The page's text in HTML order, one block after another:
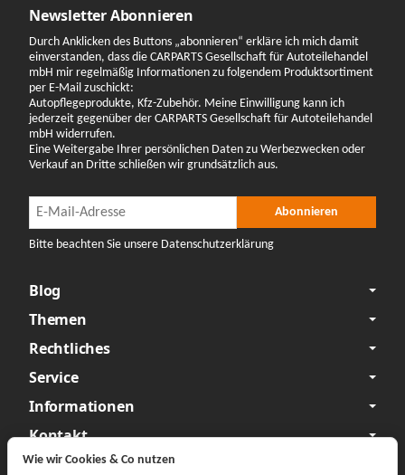
Newsletter Abonnieren
Durch Anklicken des Buttons „abonnieren“ erkläre ich mich damit
einverstanden, dass die CARPARTS Gesellschaft für Autoteilehandel
mbH mir regelmäßig Informationen zu folgendem Produktsortiment
per E-Mail zuschickt:
Autopflegeprodukte, Kfz-Zubehör. Meine Einwilligung kann ich
jederzeit gegenüber der CARPARTS Gesellschaft für Autoteilehandel
mbH widerrufen.
Eine Weitergabe Ihrer persönlichen Daten zu Werbezwecken oder
Verkauf an Dritte schließen wir grundsätzlich aus.
Newsletter Abonnieren Abonnieren
Bitte beachten Sie unsere Datenschutzerklärung
Blog
Themen
Rechtliches
Service
Informationen
Kontakt
Wie wir Cookies & Co nutzen